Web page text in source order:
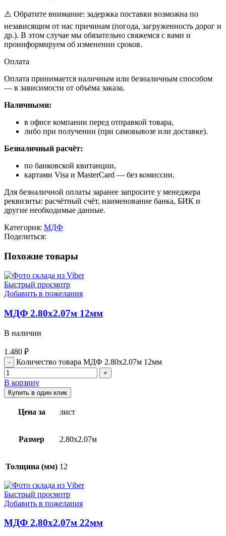
⚠️ Обратите внимание: задержка поставки возможна по
независящим от нас причинам (погода, загруженность дорог и
др.). В этом случае мы обязательно свяжемся с вами и
проинформируем об изменении сроков.
Оплата
Оплата принимается наличным или безналичным способом
— в зависимости от объёма заказа.
Наличными:
в офисе компании перед отправкой товара,
либо при получении (при самовывозе или доставке).
Безналичный расчёт:
по банковской квитанции,
картами Visa и MasterCard — без комиссии.
Для безналичной оплаты заранее запросите у менеджера
реквизиты: расчётный счёт, наименование банка, БИК и
другие необходимые данные.
Категория: МДФ
Поделиться:
Похожие товары
Быстрый просмотр
Добавить в пожелания
МДФ 2.80х2.07м 12мм
В наличии
1.480 ₽
Количество товара МДФ 2.80х2.07м 12мм
В корзину
Купить в один клик
Цена за лист
Размер 2.80х2.07м
Толщина (мм) 12
Быстрый просмотр
Добавить в пожелания
МДФ 2.80х2.07м 22мм